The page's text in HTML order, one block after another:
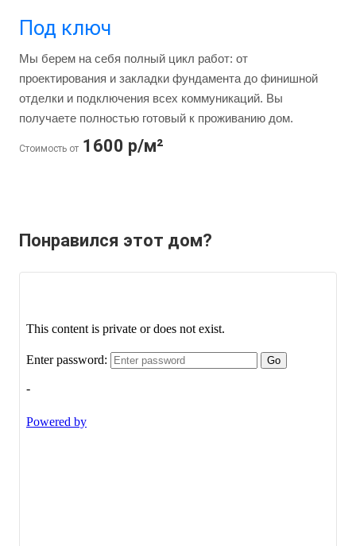
Под ключ
Мы берем на себя полный цикл работ: от
проектирования и закладки фундамента до финишной
отделки и подключения всех коммуникаций. Вы
получаете полностью готовый к проживанию дом.
Стоимость от 1600 р/м²
Понравился этот дом?